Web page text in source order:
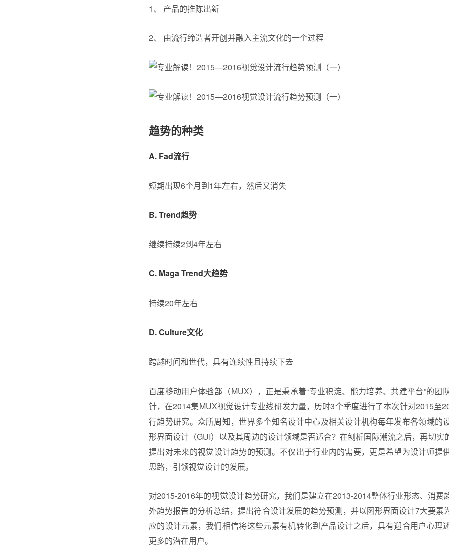
1、 产品的推陈出新
2、 由流行缔造者开创并融入主流文化的一个过程
趋势的种类
A. Fad流行
短期出现6个月到1年左右，然后又消失
B. Trend趋势
继续持续2到4年左右
C. Maga Trend大趋势
持续20年左右
D. Culture文化
跨越时间和世代，具有连续性且持续下去
百度移动用户体验部（MUX），正是秉承着“专业积淀、能力培养、共建平台”的团
针，在2014集MUX视觉设计专业线研发力量，历时3个季度进行了本次针对2015至
行趋势研究。众所周知，世界多个知名设计中心及相关设计机构每年发布各领域的
形界面设计（GUI）以及其周边的设计领域是否适合？在刨析国际潮流之后，再切实
提出对未来的视觉设计趋势的预测。不仅出于行业内的需要，更是希望为设计师提
思路，引领视觉设计的发展。
对2015-2016年的视觉设计趋势研究，我们是建立在2013-2014整体行业形态、消费
外趋势报告的分析总结，提出符合设计发展的趋势预测，并以图形界面设计7大要素
应的设计元素，我们相信将这些元素有机转化到产品设计之后，具有迎合用户心理
更多的潜在用户。